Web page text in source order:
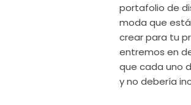
portafolio de
moda que
crear para tu
entremos en
que cada uno
y no debería